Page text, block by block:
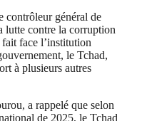
contrôleur général de
lutte contre la corruption
face l’institution
le Tchad,
à plusieurs autres
a rappelé que selon
de 2025, le Tchad